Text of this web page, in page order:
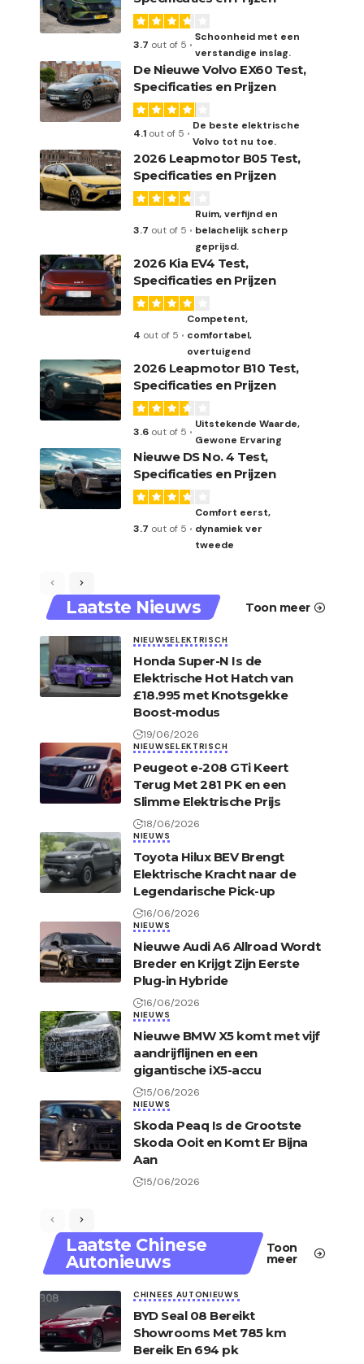
3.7 out of 5
Schoonheid met een
verstandige inslag.
De Nieuwe Volvo EX60 Test,
Specificaties en Prijzen
4.1 out of 5
De beste elektrische
Volvo tot nu toe.
2026 Leapmotor B05 Test,
Specificaties en Prijzen
3.7 out of 5
Ruim, verfijnd en
belachelijk scherp
geprijsd.
2026 Kia EV4 Test,
Specificaties en Prijzen
4 out of 5
Competent,
comfortabel,
overtuigend
2026 Leapmotor B10 Test,
Specificaties en Prijzen
3.6 out of 5
Uitstekende Waarde,
Gewone Ervaring
Nieuwe DS No. 4 Test,
Specificaties en Prijzen
3.7 out of 5
Comfort eerst,
dynamiek ver
tweede
Laatste Nieuws Toon meer
NIEUWSELEKTRISCH
Honda Super-N Is de
Elektrische Hot Hatch van
£18.995 met Knotsgekke
Boost-modus
19/06/2026
NIEUWSELEKTRISCH
Peugeot e-208 GTi Keert
Terug Met 281 PK en een
Slimme Elektrische Prijs
18/06/2026
NIEUWS
Toyota Hilux BEV Brengt
Elektrische Kracht naar de
Legendarische Pick-up
16/06/2026
NIEUWS
Nieuwe Audi A6 Allroad Wordt
Breder en Krijgt Zijn Eerste
Plug-in Hybride
16/06/2026
NIEUWS
Nieuwe BMW X5 komt met vijf
aandrijflijnen en een
gigantische iX5-accu
15/06/2026
NIEUWS
Skoda Peaq Is de Grootste
Skoda Ooit en Komt Er Bijna
Aan
15/06/2026
Laatste Chinese
Autonieuws
Toon
meer
CHINEES AUTONIEUWS
BYD Seal 08 Bereikt
Showrooms Met 785 km
Bereik En 694 pk